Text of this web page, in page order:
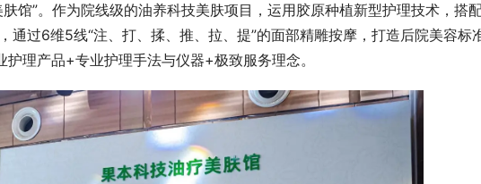
馆”。作为院线级的油养科技美肤项目，运用胶原种植新型护理技术，搭
通过6维5线“注、打、揉、推、拉、提”的面部精雕按摩，打造后院美容标
理产品+专业护理手法与仪器+极致服务理念。